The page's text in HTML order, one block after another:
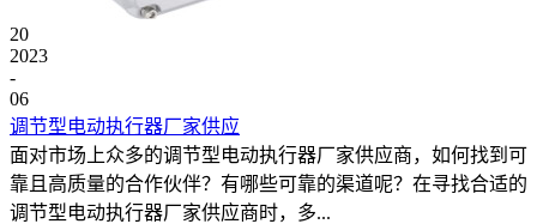
20
2023
-
06
调节型电动执行器厂家供应
面对市场上众多的调节型电动执行器厂家供应商，如何找到可
靠且高质量的合作伙伴？有哪些可靠的渠道呢？在寻找合适的
调节型电动执行器厂家供应商时，多...